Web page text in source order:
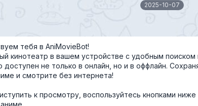
*
2025-10-07
тебя в AniMovieBot!
кинотеатр в вашем устройстве с удобным
доступен не только в онлайн, но и в оффлайн.
и смотрите без интернета!
к просмотру, воспользуйтесь кнопками